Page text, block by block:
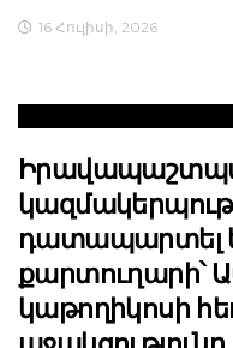
16 Հուլիսի, 2026
դատապարտել
քարտուղարի՝
կաթողիկոսի